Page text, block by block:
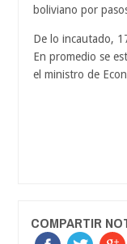
boliviano por
De lo incautado,
En promedio se
el ministro de
COMPARTIR